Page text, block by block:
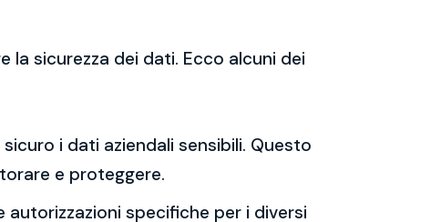
la sicurezza dei dati. Ecco alcuni dei
i dati aziendali sensibili. Questo
e proteggere.
specifiche per i diversi